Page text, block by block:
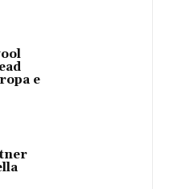
e